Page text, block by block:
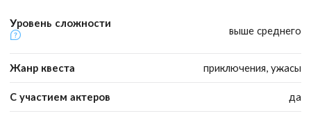
Уровень сложности
выше среднего
Жанр квеста приключения, ужасы
С участием актеров да